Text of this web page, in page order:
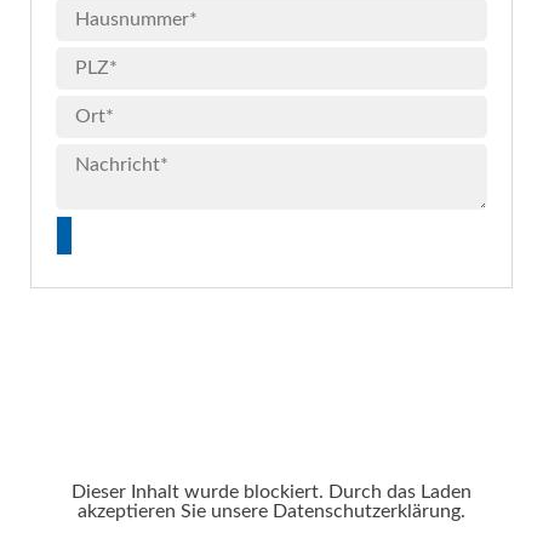
Dieser Inhalt wurde blockiert. Durch das Laden
akzeptieren Sie unsere Datenschutzerklärung.